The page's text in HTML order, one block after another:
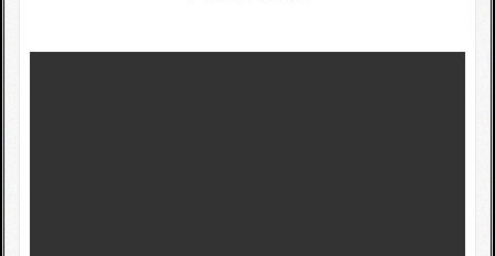
Ergebnislisten